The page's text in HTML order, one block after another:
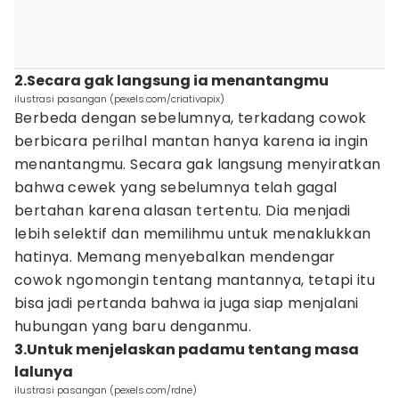
2.Secara gak langsung ia menantangmu
ilustrasi pasangan (pexels.com/criativapix)
Berbeda dengan sebelumnya, terkadang cowok
berbicara perilhal mantan hanya karena ia ingin
menantangmu. Secara gak langsung menyiratkan
bahwa cewek yang sebelumnya telah gagal
bertahan karena alasan tertentu. Dia menjadi
lebih selektif dan memilihmu untuk menaklukkan
hatinya. Memang menyebalkan mendengar
cowok ngomongin tentang mantannya, tetapi itu
bisa jadi pertanda bahwa ia juga siap menjalani
hubungan yang baru denganmu.
3.Untuk menjelaskan padamu tentang masa
lalunya
ilustrasi pasangan (pexels.com/rdne)